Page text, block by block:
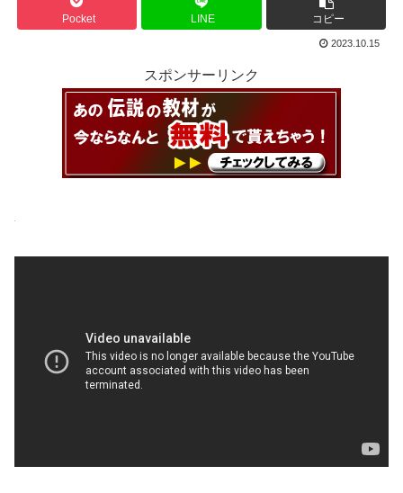
Pocket LINE コピー
2023.10.15
スポンサーリンク